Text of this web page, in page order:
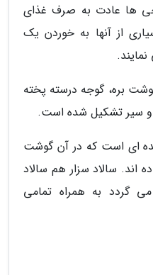
ها عادت به صرف غذای
از آنها به خوردن یک
بره، گوجه درسته پخته
و سیر تشکیل شده است.
ای است که در آن گوشت
اند. سالاد سزار هم سالاد
گردد به همراه تمامی